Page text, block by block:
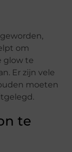
om
glow te
Er zijn vele
moeten
te